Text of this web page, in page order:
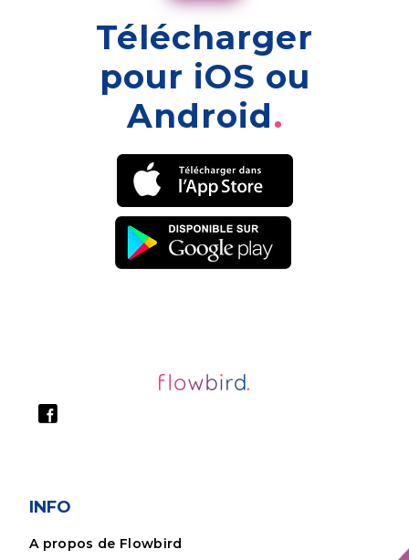
Télécharger
pour iOS ou
Android
INFO
A propos de Flowbird